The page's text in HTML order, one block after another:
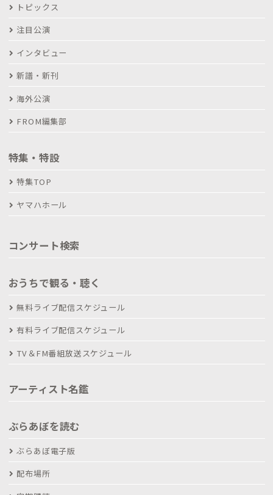
トピックス
注目公演
インタビュー
新譜・新刊
海外公演
FROM編集部
特集・特設
特集TOP
ヤマハホール
コンサート検索
おうちで観る・聴く
無料ライブ配信スケジュール
有料ライブ配信スケジュール
TV＆FM番組放送スケジュール
アーティスト名鑑
ぶらあぼを読む
ぶらあぼ電子版
配布場所